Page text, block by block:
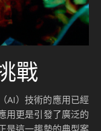
戰
AI）技術的應用已經
用更是引發了廣泛的
是這一趨勢的典型案